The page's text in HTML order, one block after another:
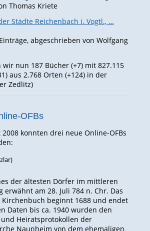
Thomas Kriete
Städte Reichenbach i. Vogtl., …
abgeschrieben von Wolfgang
nun 187 Bücher (+7) mit 827.115
aus 2.768 Orten (+124) in der
Zedlitz)
OFBs
konnten drei neue Online-OFBs
der ältesten Dörfer im mittleren
erwähnt am 28. Juli 784 n. Chr. Das
beginnt 1688 und endet
Daten bis ca. 1940 wurden den
Heiratsprotokollen der
Naunheim von dem ehemaligen